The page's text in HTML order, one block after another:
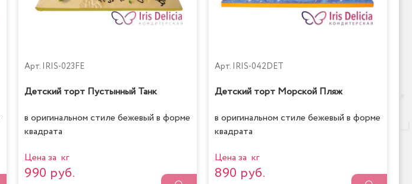
Арт. IRIS-023FE
Детский торт Пустынный Танк
в оригинальном стиле бежевый в форме
квадрата
Цена за кг
990 руб.
Арт. IRIS-042DET
Детский торт Морской Пляж
в оригинальном стиле бежевый в форме
квадрата
Цена за кг
890 руб.